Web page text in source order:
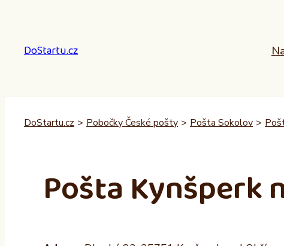
DoStartu.cz
DoStartu.cz > Pobočky České pošty > Pošta Sokolov >
Pošta Kynšperk